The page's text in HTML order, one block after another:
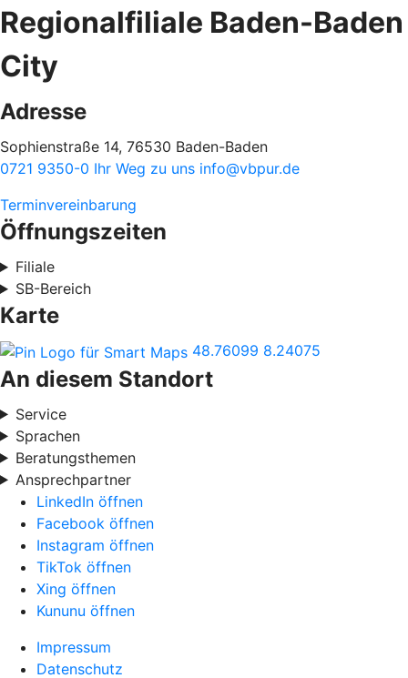
Regionalfiliale Baden-Baden
City
Adresse
Sophienstraße 14, 76530 Baden-Baden
0721 9350-0 Ihr Weg zu uns info@vbpur.de
Terminvereinbarung
Öffnungszeiten
Filiale
SB-Bereich
Karte
48.76099 8.24075
An diesem Standort
Service
Sprachen
Beratungsthemen
Ansprechpartner
LinkedIn öffnen
Facebook öffnen
Instagram öffnen
TikTok öffnen
Xing öffnen
Kununu öffnen
Impressum
Datenschutz